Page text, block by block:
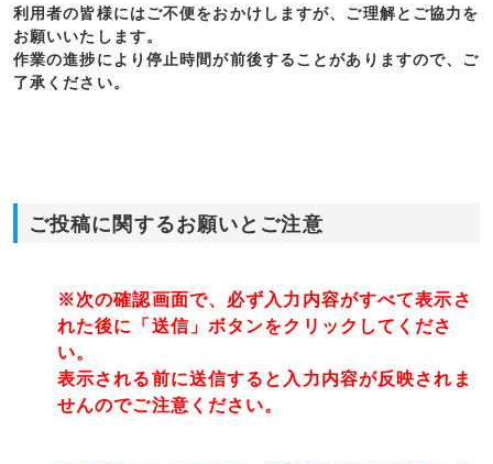
利用者の皆様にはご不便をおかけしますが、ご理解とご協力を
お願いいたします。
作業の進捗により停止時間が前後することがありますので、ご
了承ください。
ご投稿に関するお願いとご注意
※次の確認画面で、必ず入力内容がすべて表示さ
れた後に「送信」ボタンをクリックしてくださ
い。
表示される前に送信すると入力内容が反映されま
せんのでご注意ください。